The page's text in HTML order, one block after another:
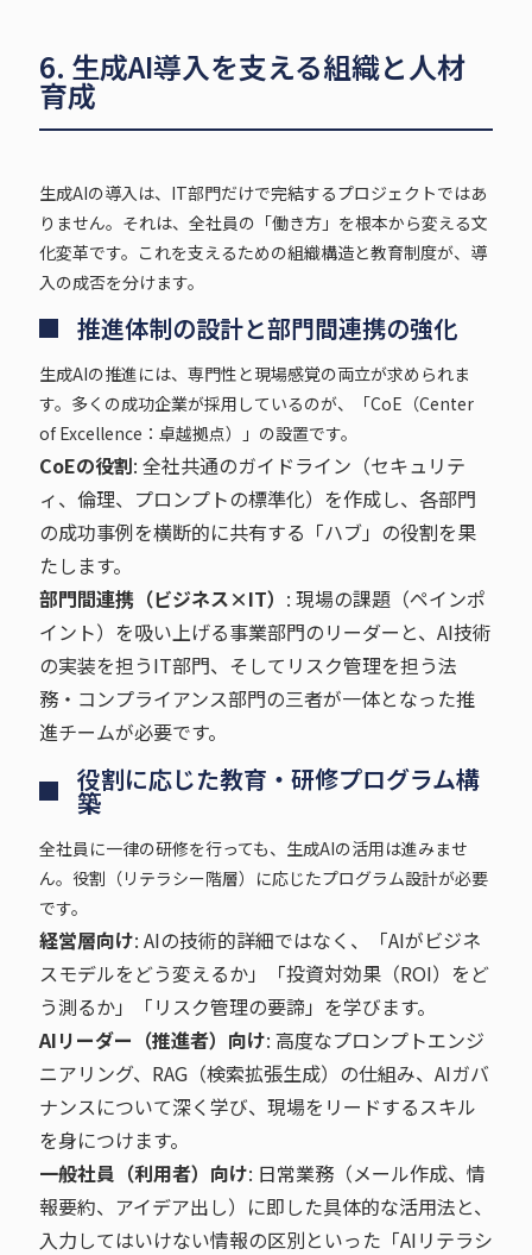
6. 生成AI導入を支える組織と人材
育成
生成AIの導入は、IT部門だけで完結するプロジェクトではあ
りません。それは、全社員の「働き方」を根本から変える文
化変革です。これを支えるための組織構造と教育制度が、導
入の成否を分けます。
推進体制の設計と部門間連携の強化
生成AIの推進には、専門性と現場感覚の両立が求められま
す。多くの成功企業が採用しているのが、「CoE（Center
of Excellence：卓越拠点）」の設置です。
CoEの役割: 全社共通のガイドライン（セキュリテ
ィ、倫理、プロンプトの標準化）を作成し、各部門
の成功事例を横断的に共有する「ハブ」の役割を果
たします。
部門間連携（ビジネス×IT） : 現場の課題（ペインポ
イント）を吸い上げる事業部門のリーダーと、AI技術
の実装を担うIT部門、そしてリスク管理を担う法
務・コンプライアンス部門の三者が一体となった推
進チームが必要です。
役割に応じた教育・研修プログラム構
築
全社員に一律の研修を行っても、生成AIの活用は進みませ
ん。役割（リテラシー階層）に応じたプログラム設計が必要
です。
経営層向け: AIの技術的詳細ではなく、「AIがビジネ
スモデルをどう変えるか」「投資対効果（ROI）をど
う測るか」「リスク管理の要諦」を学びます。
AIリーダー（推進者）向け: 高度なプロンプトエンジ
ニアリング、RAG（検索拡張生成）の仕組み、AIガバ
ナンスについて深く学び、現場をリードするスキル
を身につけます。
一般社員（利用者）向け: 日常業務（メール作成、情
報要約、アイデア出し）に即した具体的な活用法と、
入力してはいけない情報の区別といった「AIリテラシ